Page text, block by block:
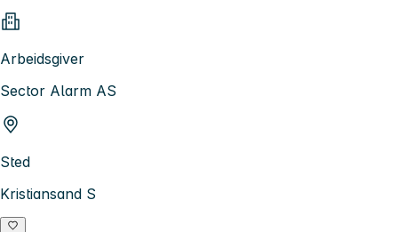
Arbeidsgiver
Sector Alarm AS
Sted
Kristiansand S